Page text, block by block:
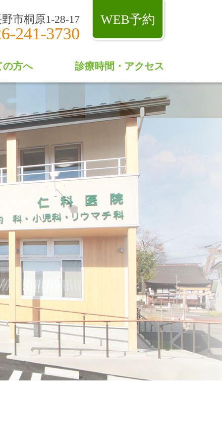
市桐原1-28-17
241-3730
WEB予約
の方へ 診療時間・アクセス